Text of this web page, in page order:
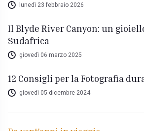
lunedì 23 febbraio 2026
Il Blyde River Canyon: un
Sudafrica
giovedì 06 marzo 2025
12 Consigli per la Fotografia
giovedì 05 dicembre 2024